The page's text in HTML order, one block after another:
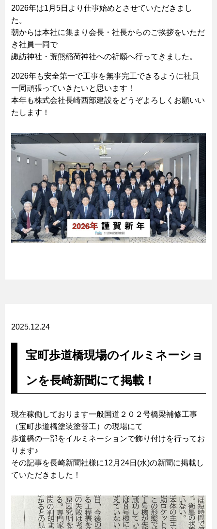
2026年は1月5日より仕事始めとさせていただきまし
た。
朝からは本社に集まり会長・社長からのご挨拶をいただ
き社員一同で
諏訪神社・荒熊稲荷神社への祈願へ行ってきました。
2026年も安全第一で工事を無事完工できるように社員
一同頑張っていきたいと思います！
本年も株式会社長崎西部建設をどうぞよろしくお願いい
たします！
2025.12.24
宝町歩道橋現場のイルミネーショ
ンを長崎新聞にて掲載！
現在稼働しております一般国道２０２号橋梁補修工事
（宝町歩道橋塗装塗替工）の現場にて
歩道橋の一部をイルミネーションで飾り付けを行ってお
ります♪
その記事を長崎新聞社様に12月24日(水)の新聞に掲載し
ていただきました！